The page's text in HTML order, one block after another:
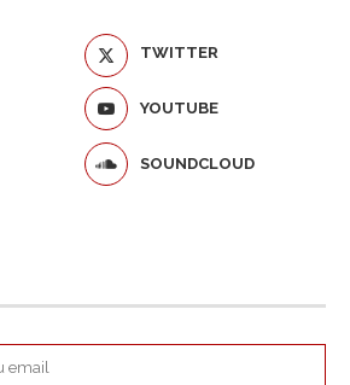
TWITTER
YOUTUBE
SOUNDCLOUD